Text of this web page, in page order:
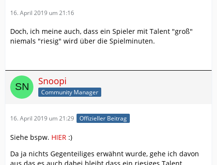
16. April 2019 um 21:16
Doch, ich meine auch, dass ein Spieler mit Talent "groß"
niemals "riesig" wird über die Spielminuten.
Snoopi
Community Manager
16. April 2019 um 21:29 Offizieller Beitrag
Siehe bspw. HIER :)
Da ja nichts Gegenteiliges erwähnt wurde, gehe ich davon